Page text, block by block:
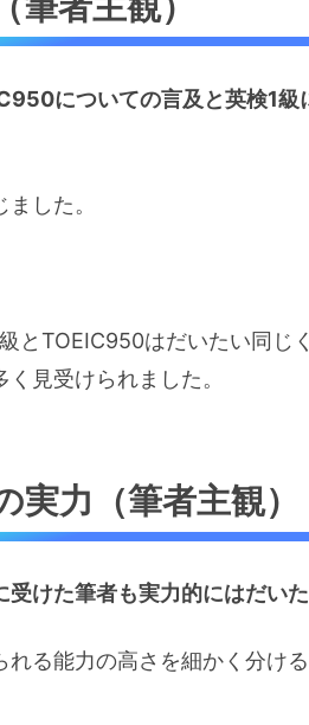
についての言及と英検1級
ました。
とTOEIC950はだいたい同じ
く見受けられました。
実力（筆者主観）
受けた筆者も実力的にはだい
れる能力の高さを細かく分ける